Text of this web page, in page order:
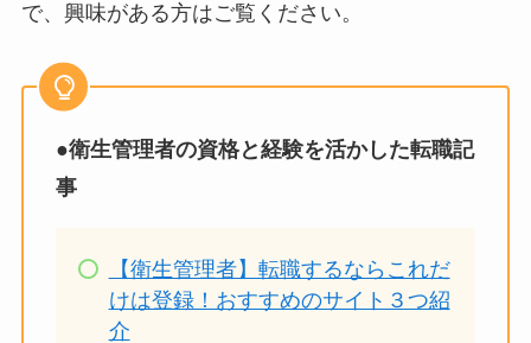
で、興味がある方はご覧ください。
●衛生管理者の資格と経験を活かした転職記
事
【衛生管理者】転職するならこれだ
けは登録！おすすめのサイト３つ紹
介